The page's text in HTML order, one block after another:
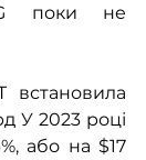
поки не
встановила
У 2023 році
або на $17